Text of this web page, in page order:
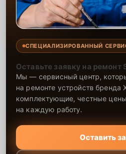
СПЕЦИАЛИЗИРОВАННЫЙ
Оставьте заявку на ремонт
Мы — сервисный центр,
на ремонте устройств бренда
комплектующие, честные
на каждую работу.
Оставить